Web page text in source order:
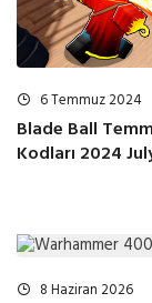
6 Temmuz 2024
Blade Ball
Kodları 2024
8 Haziran 2026